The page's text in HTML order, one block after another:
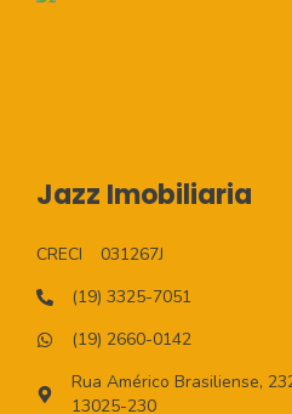
Jazz Imobiliaria
CRECI
031267J
(19) 3325-7051
(19) 2660-0142
Rua Américo Brasiliense,
13025-230